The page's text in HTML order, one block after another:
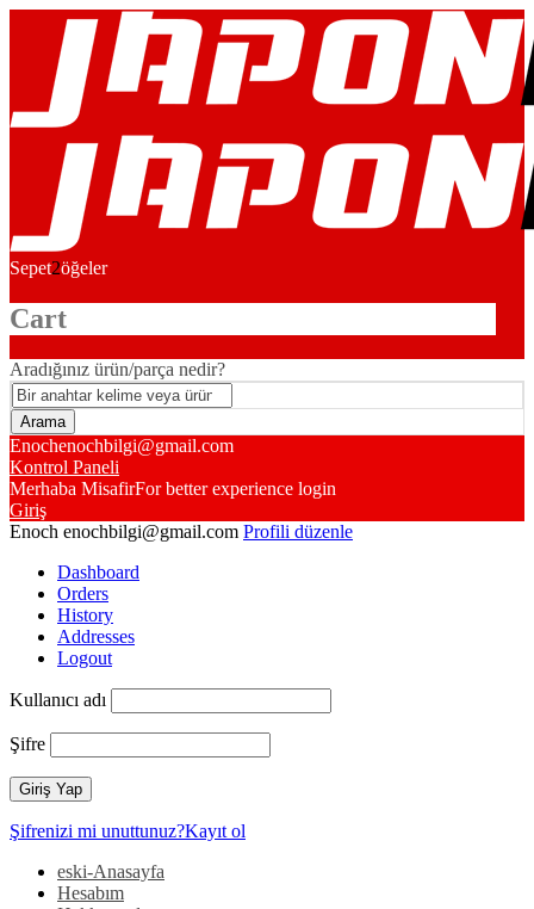
Sepet2öğeler
Cart
Aradığınız ürün/parça nedir?
Enochenochbilgi@gmail.com
Kontrol Paneli
Merhaba MisafirFor better experience login
Giriş
Enoch enochbilgi@gmail.com Profili düzenle
Dashboard
Orders
History
Addresses
Logout
Kullanıcı adı
Şifre
Şifrenizi mi unuttunuz?Kayıt ol
eski-Anasayfa
Hesabım